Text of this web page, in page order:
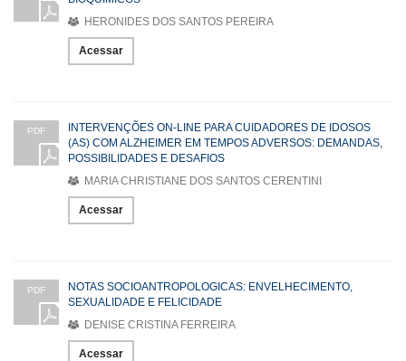
HERONIDES DOS SANTOS PEREIRA
Acessar
PDF
INTERVENÇÕES ON-LINE PARA CUIDADORES DE IDOSOS
(AS) COM ALZHEIMER EM TEMPOS ADVERSOS: DEMANDAS,
POSSIBILIDADES E DESAFIOS
MARIA CHRISTIANE DOS SANTOS CERENTINI
Acessar
PDF
NOTAS SOCIOANTROPOLOGICAS: ENVELHECIMENTO,
SEXUALIDADE E FELICIDADE
DENISE CRISTINA FERREIRA
Acessar